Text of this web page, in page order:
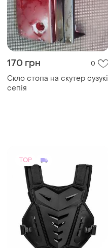
170 грн 0
Скло стопа на скутер сузукі
сепія
TOP